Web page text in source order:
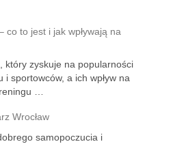
co to jest i jak wpływają na
który zyskuje na popularności
sportowców, a ich wpływ na
…
Wrocław
samopoczucia i